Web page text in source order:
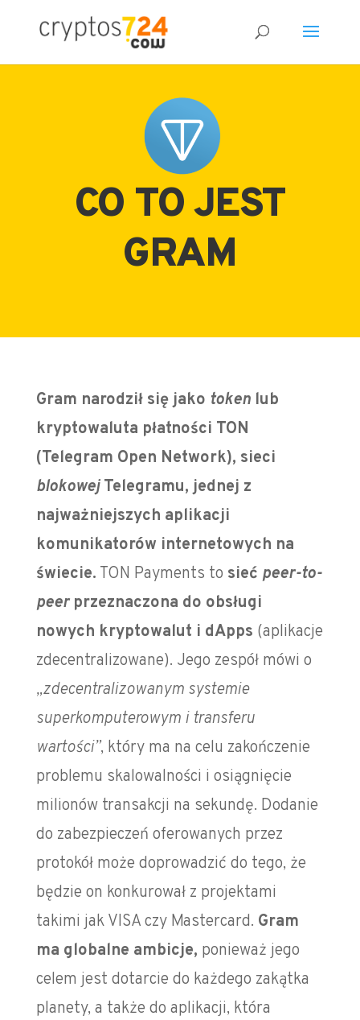
CO TO JEST
GRAM
Gram narodził się jako tokenlub
kryptowaluta płatności TON
(Telegram Open Network), sieci
blokowejTelegramu, jednej z
najważniejszych aplikacji
komunikatorów internetowych na
świecie. TON Payments to sieć peer-to-
peerprzeznaczona do obsługi
nowych kryptowalut i dApps (aplikacje
zdecentralizowane). Jego zespół mówi o
„zdecentralizowanym systemie
superkomputerowym i transferu
wartości”, który ma na celu zakończenie
problemu skalowalności i osiągnięcie
milionów transakcji na sekundę. Dodanie
do zabezpieczeń oferowanych przez
protokół może doprowadzić do tego, że
będzie on konkurował z projektami
takimi jak VISA czy Mastercard. Gram
ma globalne ambicje, ponieważ jego
celem jest dotarcie do każdego zakątka
planety, a także do aplikacji, która